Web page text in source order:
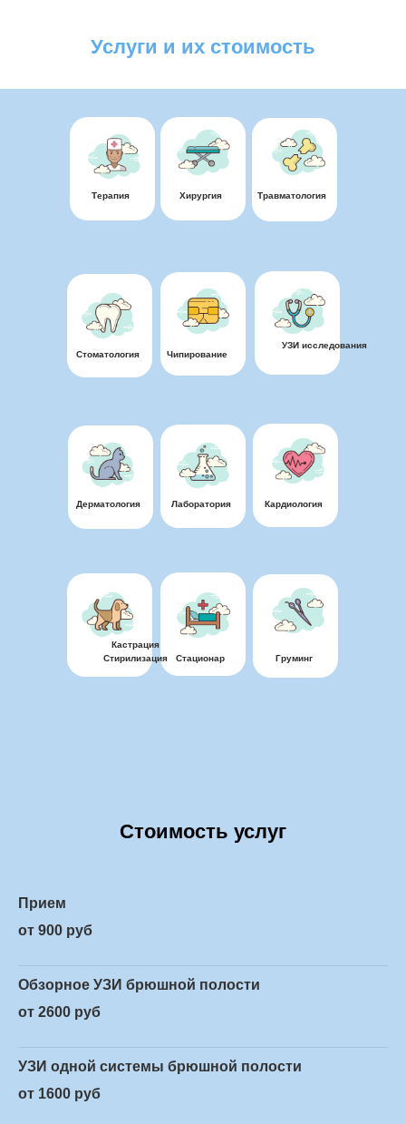
Услуги и их стоимость
Терапия Хирургия
Кастрация
Стирилизация
Травматология
Стоматология
Кардиология
Дерматология
Чипирование
УЗИ исследования
Лаборатория
Стационар Груминг
Стоимость услуг
Прием
от 900 руб
Обзорное УЗИ брюшной полости
от 2600 руб
УЗИ одной системы брюшной полости
от 1600 руб